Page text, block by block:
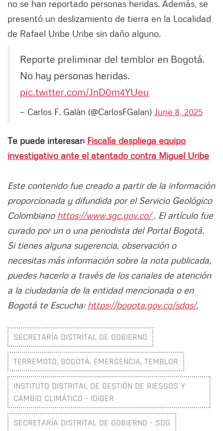
no se han reportado personas heridas. Además, se
presentó un deslizamiento de tierra en la Localidad
de Rafael Uribe Uribe sin daño alguno.
Reporte preliminar del temblor en Bogotá.
No hay personas heridas.
pic.twitter.com/JnD0m4YUeu
— Carlos F. Galán (@CarlosFGalan) June 8, 2025
Te puede interesar: Fiscalía despliega equipo
investigativo ante el atentado contra Miguel Uribe
Este contenido fue creado a partir de la información
proporcionada y difundida por el Servicio Geológico
Colombiano https://www.sgc.gov.co/. El artículo fue
curado por un o una periodista del Portal Bogotá.
Si tienes alguna sugerencia, observación o
necesitas más información sobre la nota publicada,
puedes hacerlo a través de los canales de atención
a la ciudadanía de la entidad mencionada o en
Bogotá te Escucha: https://bogota.gov.co/sdqs/.
SECRETARÍA DISTRITAL DE GOBIERNO
TERREMOTO, BOGOTÁ, EMERGENCIA, TEMBLOR
INSTITUTO DISTRITAL DE GESTIÓN DE RIESGOS Y
CAMBIO CLIMÁTICO - IDIGER
SECRETARÍA DISTRITAL DE GOBIERNO - SDG